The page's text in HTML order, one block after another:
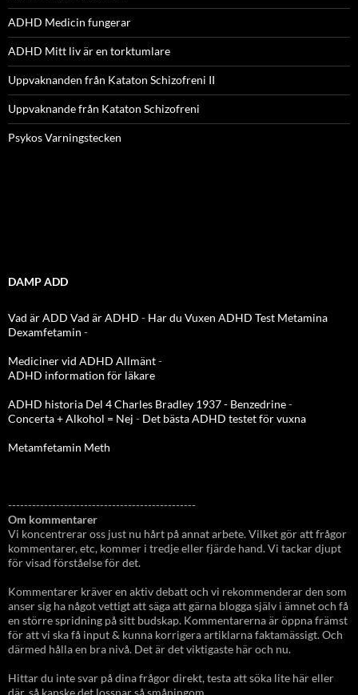
ADHD Medicin fungerar
ADHD Mitt liv är en torktumlare
Uppvaknanden från Kataton Schizofreni II
Uppvaknande från Kataton Schizofreni
Psykos Varningstecken
DAMP ADD
Vad är ADD Vad är ADHD - Har du Vuxen ADHD Test Metamina
Dexamfetamin -
Mediciner vid ADHD Allmänt-
ADHD information för läkare
ADHD historia Del 4 Charles Bradley 1937 - Benzedrine-
Concerta + Alkohol = Nej - Det bästa ADHD testet för vuxna
Metamfetamin Meth
-----------------------------------------------
Om kommentarer
Vi koncentrerar oss just nu hårt på annat arbete. Vilket gör att frågor
kommentarer, etc, kommer i tredje eller fjärde hand. Vi tackar djupt
för visad förståelse för det.
Kommentarer kräver en aktiv debatt och vi rekommenderar den som
anser sig ha något vettigt att säga att gärna blogga själv i ämnet och få
en större spridning på sitt budskap. Kommentarerna är öppna främst
för att vi ska få input & kunna korrigera artiklarna faktamässigt. Och
därmed hålla en bra nivå. Det är det viktigaste här och nu.
Hittar du inte svar på dina frågor direkt, testa att söka lite här eller